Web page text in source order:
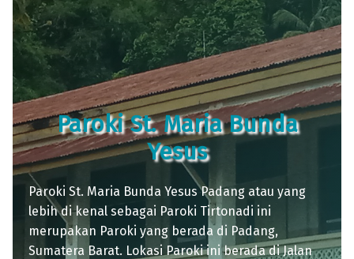
Paroki St. Maria Bunda
Yesus
Paroki St. Maria Bunda Yesus Padang atau yang
lebih di kenal sebagai Paroki Tirtonadi ini
merupakan Paroki yang berada di Padang,
Sumatera Barat. Lokasi Paroki ini berada di Jalan